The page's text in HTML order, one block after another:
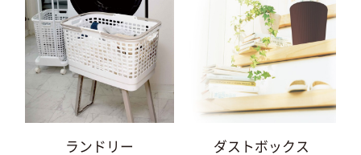
ランドリー ダストボックス